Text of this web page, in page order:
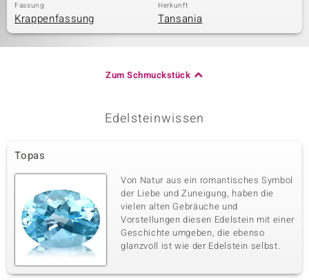
Fassung
Krappenfassung
Herkunft
Tansania
Zum Schmuckstück
Edelsteinwissen
Topas
Von Natur aus ein romantisches Symbol
der Liebe und Zuneigung, haben die
vielen alten Gebräuche und
Vorstellungen diesen Edelstein mit einer
Geschichte umgeben, die ebenso
glanzvoll ist wie der Edelstein selbst.